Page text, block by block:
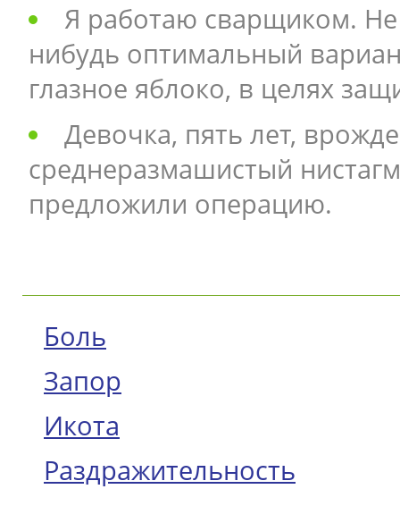
Я работаю сварщиком.
нибудь оптимальный
глазное яблоко, в целях
Девочка, пять лет,
среднеразмашистый
предложили операцию.
Боль
Запор
Икота
Раздражительность